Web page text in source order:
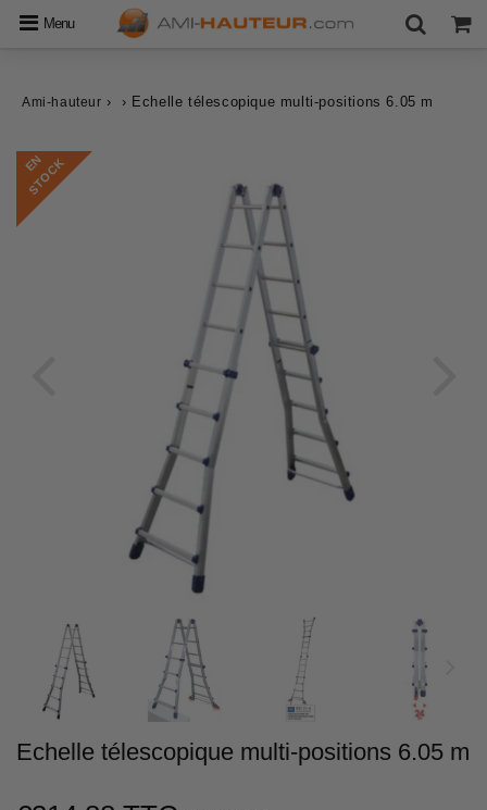
Menu
Ami-hauteur › › Echelle télescopique multi-positions 6.05 m
E
N
S
T
O
C
K
Echelle télescopique multi-positions 6.05 m